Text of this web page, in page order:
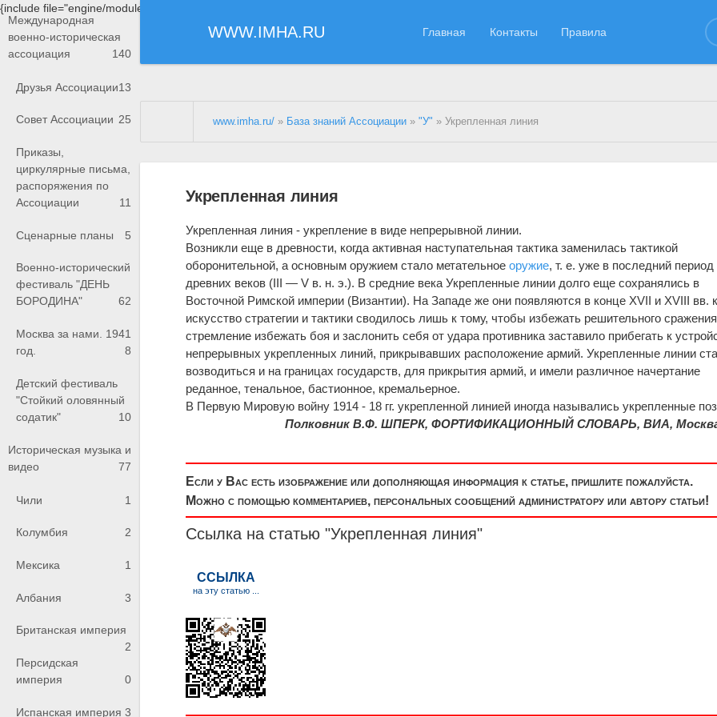
{include file="engine/modules/saperu/head.php"}
WWW.IMHA.RU Главная Контакты Правила
Международная
военно-историческая
ассоциация
140
Друзья Ассоциации13
Совет Ассоциации 25
Приказы,
циркулярные письма,
распоряжения по
Ассоциации
11
Сценарные планы 5
Военно-исторический
фестиваль "ДЕНЬ
БОРОДИНА"
62
Москва за нами. 1941
год.
8
Детский фестиваль
"Стойкий оловянный
содатик"
10
Историческая музыка и
видео
77
Чили 1
Колумбия 2
Мексика 1
Албания 3
Британская империя
2
Персидская
империя
0
Испанская империя 3
www.imha.ru/ » База знаний Ассоциации »"У" » Укрепленная линия
Укрепленная линия
Укрепленная линия - укрепление в виде непрерывной линии.
Возникли еще в древности, когда активная наступательная тактика заменилась тактикой
оборонительной, а основным оружием стало метательноеоружие, т. е. уже в последний период
древних веков (III — V в. н. э.). В средние века Укрепленные линии долго еще сохранялись в
Восточной Римской империи (Византии). На Западе же они появляются в конце XVII и XVIII вв.
искусство стратегии и тактики сводилось лишь к тому, чтобы избежать решительного
стремление избежать боя и заслонить себя от удара противника заставило прибегать к
непрерывных укрепленных линий, прикрывавших расположение армий. Укрепленные линии
возводиться и на границах государств, для прикрытия армий, и имели различное начертание
реданное, тенальное, бастионное, кремальерное.
В Первую Мировую войну 1914 - 18 гг. укрепленной линией иногда назывались укрепленные
Полковник В.Ф. ШПЕРК, ФОРТИФИКАЦИОННЫЙ СЛОВАРЬ, ВИА,
Если у Вас есть изображение или дополняющая информация к статье, пришлите пожалуйста.
Можно с помощью комментариев, персональных сообщений администратору или автору статьи!
Ссылка на статью "Укрепленная линия"